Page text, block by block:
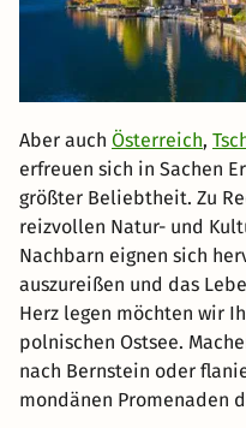
Aber auch Österreich,
erfreuen sich in Sachen
größter Beliebtheit. Zu
reizvollen Natur- und
Nachbarn eignen sich
auszureißen und das
Herz legen möchten wir
polnischen Ostsee.
nach Bernstein oder
mondänen Promenaden